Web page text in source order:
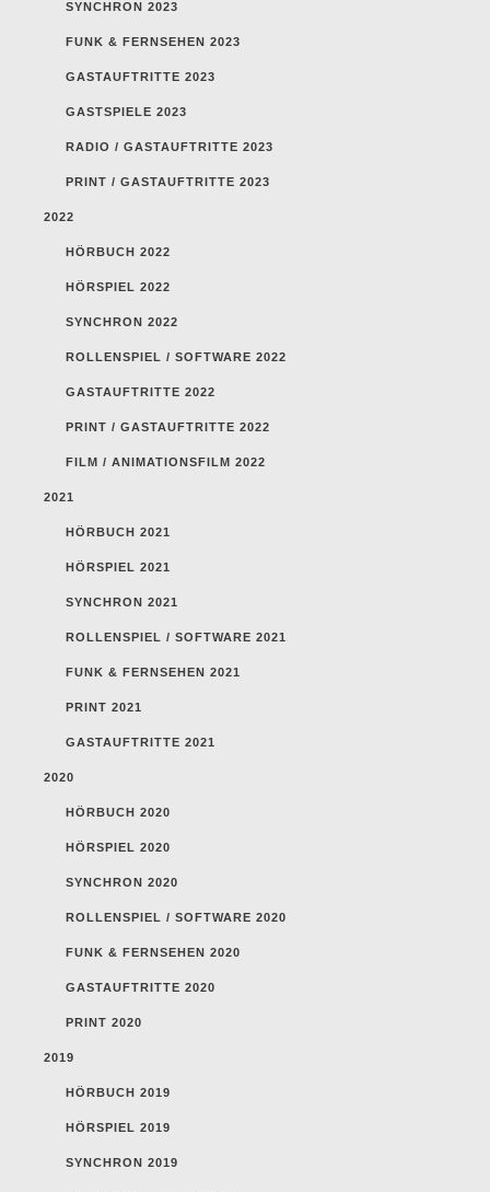
SYNCHRON 2023
FUNK & FERNSEHEN 2023
GASTAUFTRITTE 2023
GASTSPIELE 2023
RADIO / GASTAUFTRITTE 2023
PRINT / GASTAUFTRITTE 2023
2022
HÖRBUCH 2022
HÖRSPIEL 2022
SYNCHRON 2022
ROLLENSPIEL / SOFTWARE 2022
GASTAUFTRITTE 2022
PRINT / GASTAUFTRITTE 2022
FILM / ANIMATIONSFILM 2022
2021
HÖRBUCH 2021
HÖRSPIEL 2021
SYNCHRON 2021
ROLLENSPIEL / SOFTWARE 2021
FUNK & FERNSEHEN 2021
PRINT 2021
GASTAUFTRITTE 2021
2020
HÖRBUCH 2020
HÖRSPIEL 2020
SYNCHRON 2020
ROLLENSPIEL / SOFTWARE 2020
FUNK & FERNSEHEN 2020
GASTAUFTRITTE 2020
PRINT 2020
2019
HÖRBUCH 2019
HÖRSPIEL 2019
SYNCHRON 2019